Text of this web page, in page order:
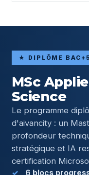
★ DIPLÔME
MSc
Science
Le programme
d'aivancity : un
profondeur
stratégique et IA
certification
6 blocs